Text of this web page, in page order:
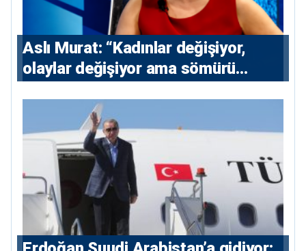
Aslı Murat: “Kadınlar değişiyor,
olaylar değişiyor ama sömürü